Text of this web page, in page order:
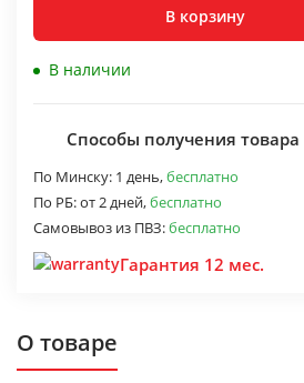
В корзину
В наличии
Способы получения товара
По Минску: 1 день,бесплатно
По РБ:от 2 дней,бесплатно
Самовывоз из ПВЗ:бесплатно
Гарантия 12 мес.
О товаре